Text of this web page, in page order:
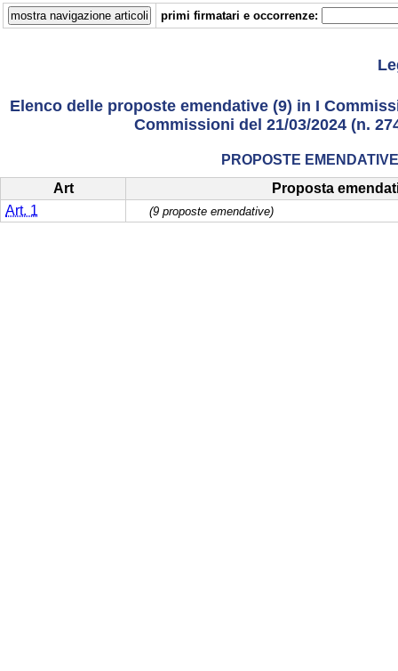
primi firmatari e occorrenze:
Elenco delle proposte emendative (9) in I
Commissioni del 21/03/2024 (n.
PROPOSTE
Art
Proposta
Art. 1
(9 proposte emendative)